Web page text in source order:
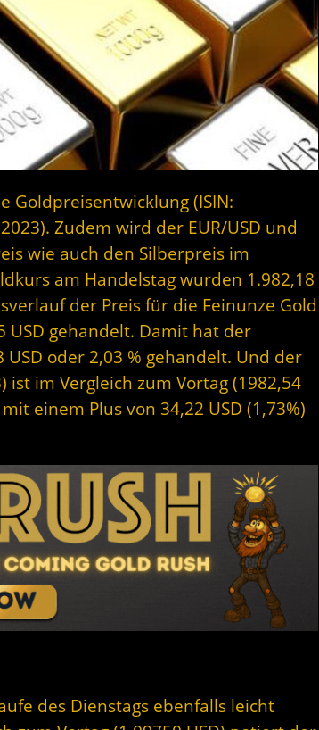
Goldpreisentwicklung (ISIN:
Zudem wird der EUR/USD und
wie auch den Silberpreis im
am Handelstag wurden 1.982,18
der Preis für die Feinunze Gold
USD gehandelt. Damit hat der
oder 2,03 % gehandelt. Und der
ist im Vergleich zum Vortag (1982,54
einem Plus von 34,22 USD (1,73%)
des Dienstags ebenfalls leicht